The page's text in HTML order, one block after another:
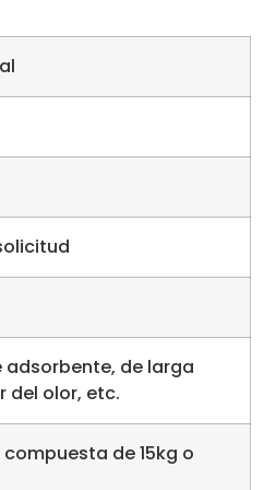
de larga
del olor, etc.
compuesta de 15kg o